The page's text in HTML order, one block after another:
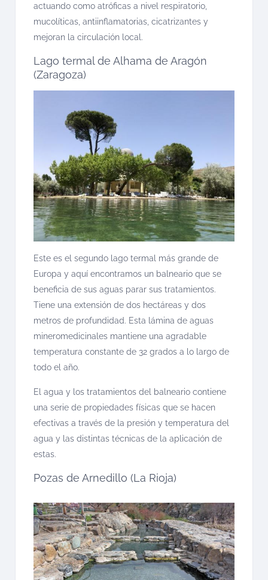
actuando como atróficas a nivel respiratorio,
mucolíticas, antiinflamatorias, cicatrizantes y
mejoran la circulación local.
Lago termal de Alhama de Aragón
(Zaragoza)
Este es el segundo lago termal más grande de
Europa y aquí encontramos un balneario que se
beneficia de sus aguas parar sus tratamientos.
Tiene una extensión de dos hectáreas y dos
metros de profundidad. Esta lámina de aguas
mineromedicinales mantiene una agradable
temperatura constante de 32 grados a lo largo de
todo el año.
El agua y los tratamientos del balneario contiene
una serie de propiedades físicas que se hacen
efectivas a través de la presión y temperatura del
agua y las distintas técnicas de la aplicación de
estas.
Pozas de Arnedillo (La Rioja)